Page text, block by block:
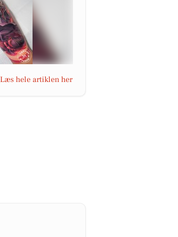
Læs hele artiklen her